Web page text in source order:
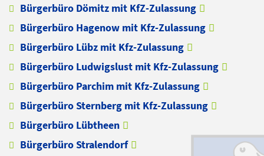
Bürgerbüro Dömitz mit KfZ-Zulassung
Bürgerbüro Hagenow mit Kfz-Zulassung
Bürgerbüro Lübz mit Kfz-Zulassung
Bürgerbüro Ludwigslust mit Kfz-Zulassung
Bürgerbüro Parchim mit Kfz-Zulassung
Bürgerbüro Sternberg mit Kfz-Zulassung
Bürgerbüro Lübtheen
Bürgerbüro Stralendorf